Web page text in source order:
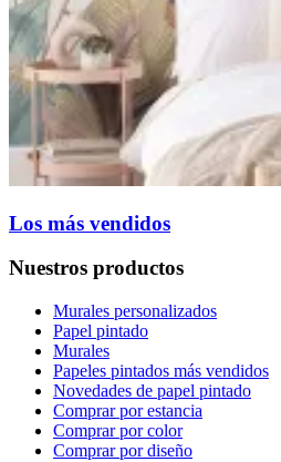
Los más vendidos
Nuestros productos
Murales personalizados
Papel pintado
Murales
Papeles pintados más vendidos
Novedades de papel pintado
Comprar por estancia
Comprar por color
Comprar por diseño